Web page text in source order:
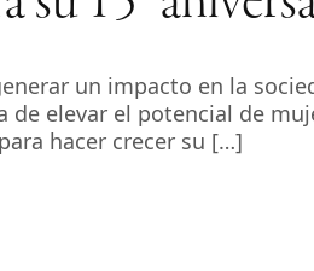
un impacto en la
de elevar el potencial de
hacer crecer su […]